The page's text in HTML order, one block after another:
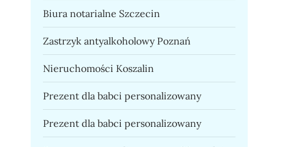
Biura notarialne Szczecin
Zastrzyk antyalkoholowy Poznań
Nieruchomości Koszalin
Prezent dla babci personalizowany
Prezent dla babci personalizowany